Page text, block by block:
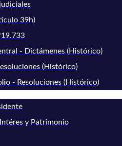
39h)
- Dictámenes (Histórico)
(Histórico)
- Resoluciones (Histórico)
y Patrimonio